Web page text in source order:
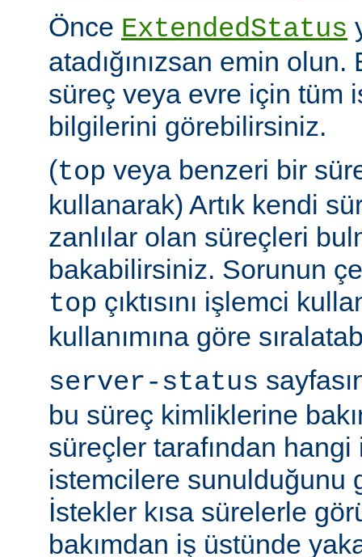
Önce ExtendedStatus
atadığınızsan emin
süreç veya evre için tüm
bilgilerini görebilirsiniz.
(top veya benzeri bir
kullanarak) Artık kendi
zanlılar olan süreçleri
bakabilirsiniz. Sorunun
top çıktısını işlemci
kullanımına göre
server-status
bu süreç kimliklerine
süreçler tarafından
istemcilere sunulduğunu
İstekler kısa sürelerle
bakımdan iş üstünde